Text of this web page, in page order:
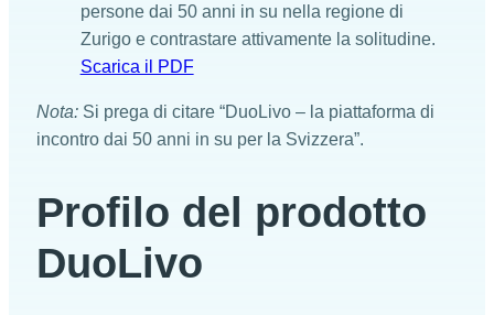
persone dai 50 anni in su nella regione di
Zurigo e contrastare attivamente la solitudine.
Scarica il PDF
Nota:Si prega di citare “DuoLivo – la piattaforma di
incontro dai 50 anni in su per la Svizzera”.
Profilo del prodotto
DuoLivo